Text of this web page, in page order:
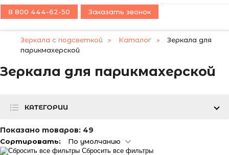
8 800 444-62-50 Заказать звонок
Зеркала с подсветкой Каталог
Зеркала для
парикмахерской
Зеркала для парикмахерской
КАТЕГОРИИ
Показано товаров: 49
Сортировать: По умолчанию
Сбросить все фильтры